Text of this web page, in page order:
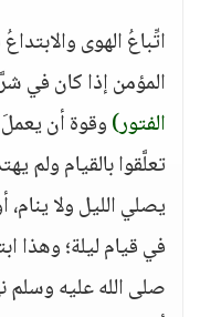
اتِّباعُ الهوى
المؤمن إذا كان في
الفتور)وقوة أن
تعلَّقوا بالقيام ولم
يصلي الليل ولا ينام،
في قيام ليلة؛ وهذا
صلى الله عليه